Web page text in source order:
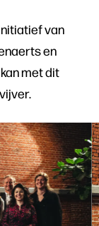
van
en
met dit